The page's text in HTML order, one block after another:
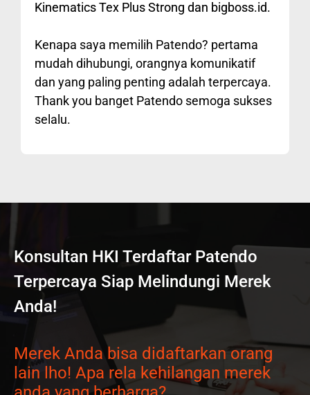
Kinematics Tex Plus Strong dan bigboss.id.
Kenapa saya memilih Patendo? pertama
mudah dihubungi, orangnya komunikatif
dan yang paling penting adalah terpercaya.
Thank you banget Patendo semoga sukses
selalu.
Konsultan HKI Terdaftar Patendo
Terpercaya Siap Melindungi Merek
Anda!
Merek Anda bisa didaftarkan orang
lain lho! Apa rela kehilangan merek